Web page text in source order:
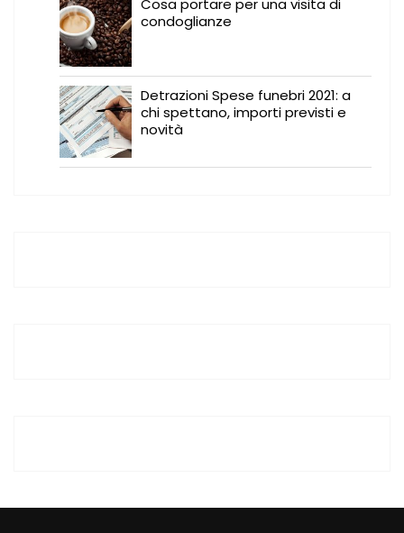
Cosa portare per una visita di
condoglianze
Detrazioni Spese funebri 2021: a
chi spettano, importi previsti e
novità